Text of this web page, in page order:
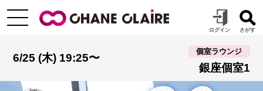
6/25 (木) 19:25〜
個室ラウンジ
銀座個室1